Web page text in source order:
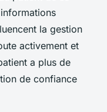
la gestion
activement et
a plus de
de confiance